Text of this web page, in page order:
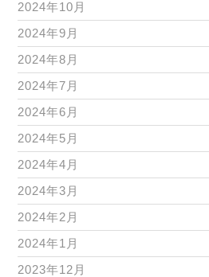
2024年10月
2024年9月
2024年8月
2024年7月
2024年6月
2024年5月
2024年4月
2024年3月
2024年2月
2024年1月
2023年12月